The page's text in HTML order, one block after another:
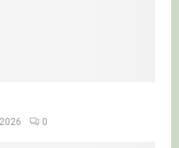
0